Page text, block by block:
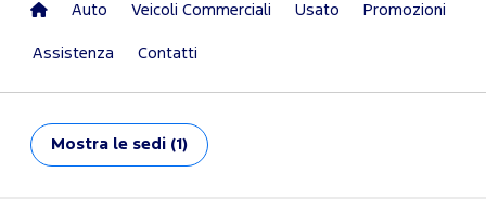
Auto Veicoli Commerciali Usato Promozioni
Assistenza Contatti
Mostra le sedi (1)